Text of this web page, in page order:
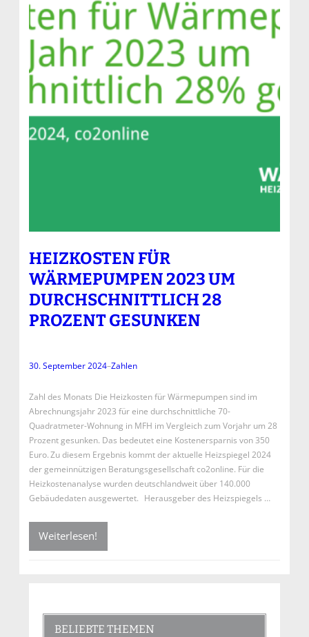
HEIZKOSTEN FÜR
WÄRMEPUMPEN 2023 UM
DURCHSCHNITTLICH 28
PROZENT GESUNKEN
30. September 2024–Zahlen
Zahl des Monats Die Heizkosten für Wärmepumpen sind im
Abrechnungsjahr 2023 für eine durchschnittliche 70-
Quadratmeter-Wohnung in MFH im Vergleich zum Vorjahr um 28
Prozent gesunken. Das bedeutet eine Kostenersparnis von 350
Euro. Zu diesem Ergebnis kommt der aktuelle Heizspiegel 2024
der gemeinnützigen Beratungsgesellschaft co2online. Für die
Heizkostenanalyse wurden deutschlandweit über 140.000
Gebäudedaten ausgewertet. Herausgeber des Heizspiegels …
Weiterlesen!
BELIEBTE THEMEN